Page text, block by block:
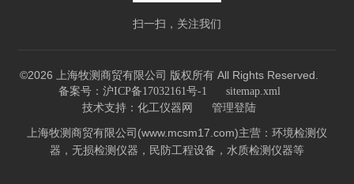
扫一扫，关注我们
©2026 上海牧测商贸有限公司 版权所有 All Rights Reserved.
备案号：沪ICP备17032161号-1 sitemap.xml
技术支持： 化工仪器网 管理登陆
上海牧测商贸有限公司(www.mcsm17.com)主营：环境检测仪
器，无损检测仪器，民防工程设备，水质检测仪器等